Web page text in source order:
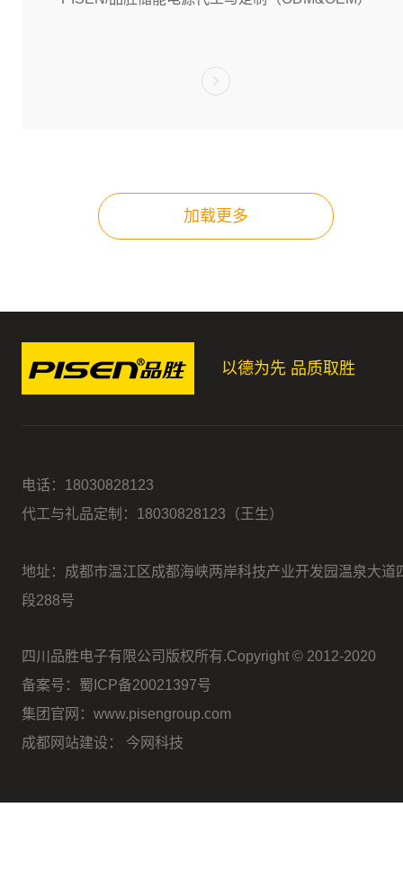
加载更多
以德为先 品质取胜
电话： 18030828123
代工与礼品定制：18030828123（王生）
地址：成都市温江区成都海峡两岸科技产业开发园温泉大道
段288号
四川品胜电子有限公司版权所有.Copyright © 2012-2020
备案号：蜀ICP备20021397号
集团官网：www.pisengroup.com
成都网站建设：
今网科技